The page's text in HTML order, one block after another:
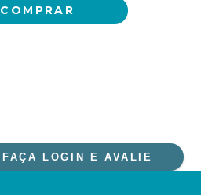
COMPRAR
FAÇA LOGIN E AVALIE